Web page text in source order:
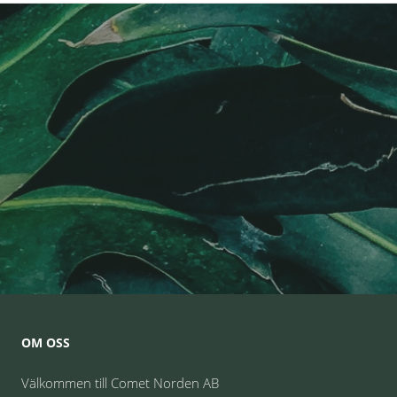
OM OSS
Välkommen till Comet Norden AB